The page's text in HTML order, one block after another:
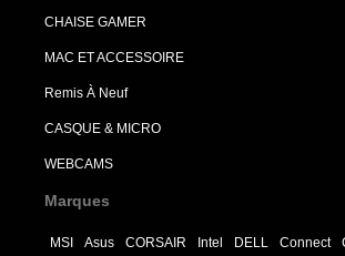
CHAISE GAMER
MAC ET ACCESSOIRE
Remis À Neuf
CASQUE & MICRO
WEBCAMS
Marques
MSI Asus CORSAIR Intel DELL Connect